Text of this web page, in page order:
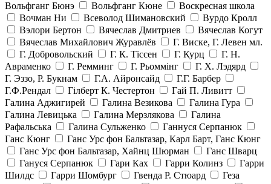
Вольфганг Бюнэ
Вольфганг Кюне
Воскресная школа
Вочман Ни
Всеволод Шимановский
Вурдо Кролл
Вэлори Бертон
Вячеслав Дмитриев
Вячеслав Когут
Вячеслав Михайлович Журавлёв
Г. Виске, Г. Левен мл.
Г. Добровольский
Г. К. Тiссен Г. Курц
Г. Н.
Авраменко
Г. Ремминг Г. Рьоммінг
Г. Х. Лэдярд
Г. Эззо, Р. Букнам
Г.А. Айронсайд
Г.Г. Барбер
Г.Ф.Рендал
Гілберт К. Честертон
Гай П. Ливитт
Галина Аджигирей
Галина Везикова
Галина Гура
Галина Левицька
Галина Мерзлякова
Галина
Рафальська
Галина Сульженко
Ганнуся Серпанюк
Ганс Кюнг
Ганс Урс фон Бальтазар, Карл Барт, Ганс Кюнг
Ганс Урс фон Бальтазар, Хайнц Шюрман
Ганс Шварц
Гануся Серпанюк
Гари Ках Гарри Колинз
Гарри
Шилдс
Гарри Шомбург Гвенда Р. Стюард
Геза